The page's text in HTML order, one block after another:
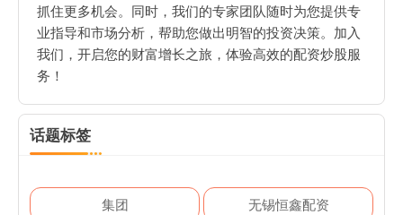
抓住更多机会。同时，我们的专家团队随时为您提供专
业指导和市场分析，帮助您做出明智的投资决策。加入
我们，开启您的财富增长之旅，体验高效的配资炒股服
务！
话题标签
集团 无锡恒鑫配资